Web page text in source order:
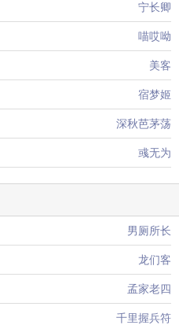
宁长卿
喵哎呦
美客
宿梦姬
深秋芭茅荡
彧无为
男厕所长
龙们客
孟家老四
千里握兵符